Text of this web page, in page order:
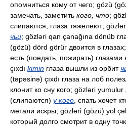
опомниться кому от чего; gözü
замечать, заметить кого, что;
слипаются, глаза тяжелеют;
чьи; gözləri qan çanağına dönüb
(gözü) dörd görür двоится в
есть (поедать, пожирать)
çıxdı kimin глаза вышли из орбит
(təpəsinə) çıxdı глаза на лоб
клонит ко сну кого; gözləri yumulur
(слипаются) у кого , спать хочет
метали искры; gözləri (gözü) yol
который долго смотрит в одну